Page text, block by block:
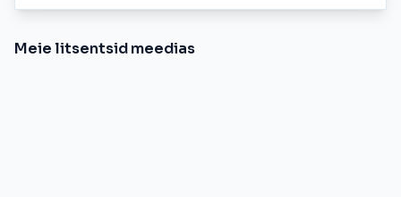
Meie litsentsid meedias